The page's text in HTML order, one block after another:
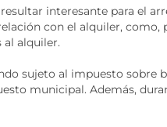
interesante para el
con el alquiler, como,
al alquiler.
sujeto al impuesto sobre
municipal. Además,